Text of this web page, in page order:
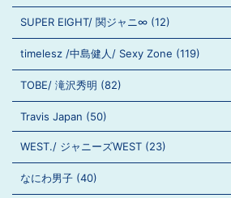
SUPER EIGHT/ 関ジャニ∞ (12)
timelesz /中島健人/ Sexy Zone (119)
TOBE/ 滝沢秀明 (82)
Travis Japan (50)
WEST./ ジャニーズWEST (23)
なにわ男子 (40)